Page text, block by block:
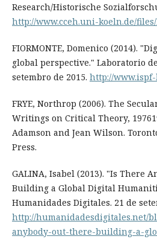
Research/Historische
http://www.cceh.uni-koeln.de/
FIORMONTE, Domenico (2014).
global perspective." Laboratorio
setembro de 2015. http://www.ispf-
FRYE, Northrop (2006). The
Writings on Critical Theory,
Adamson and Jean Wilson.
Press.
GALINA, Isabel (2013). "Is There
Building a Global Digital
Humanidades Digitales. 21 de
http://humanidadesdigitales.net/
anybody-out-there-building-a-